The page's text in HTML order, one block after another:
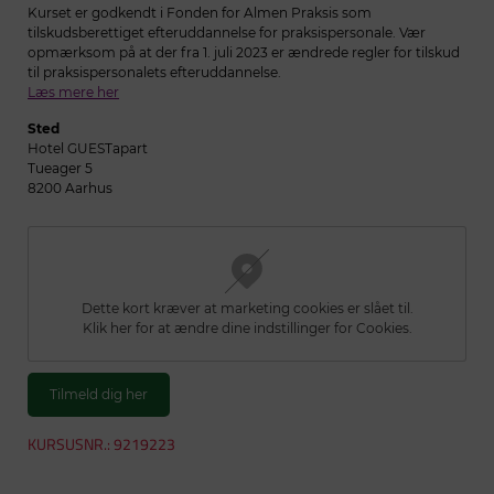
Kurset er godkendt i Fonden for Almen Praksis som
tilskudsberettiget efteruddannelse for praksispersonale. Vær
opmærksom på at der fra 1. juli 2023 er ændrede regler for tilskud
til praksispersonalets efteruddannelse.
Læs mere her
Sted
Hotel GUESTapart
Tueager 5
8200 Aarhus
Dette kort kræver at marketing cookies er slået til.
Klik her for at ændre dine indstillinger for Cookies.
Tilmeld dig her
KURSUSNR.: 9219223